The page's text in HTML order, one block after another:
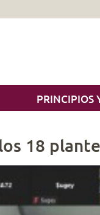
PRINCIPIOS
18